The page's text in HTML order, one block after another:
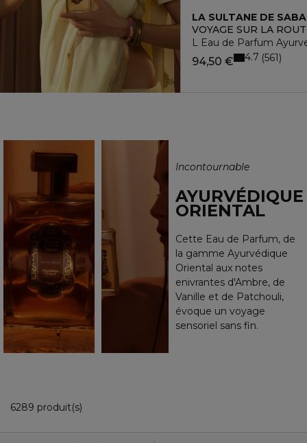
LA SULTANE DE SABA
VOYAGE SUR LA
L Eau de Parfum
94,50 € 4.7 561
Incontournable
AYURVÉDIQUE
ORIENTAL
Cette Eau de Parfum, de
la gamme Ayurvédique
Oriental aux notes
enivrantes d'Ambre, de
Vanille et de Patchouli,
évoque un voyage
sensoriel sans fin.
6289 produit(s)